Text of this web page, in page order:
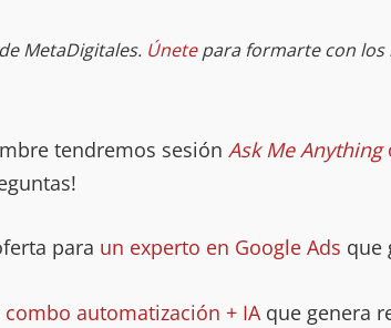
MetaDigitales. Únetepara formarte con los
tendremos sesión Ask Me Anything
para un experto en Google Ads que
combo automatización + IAque genera